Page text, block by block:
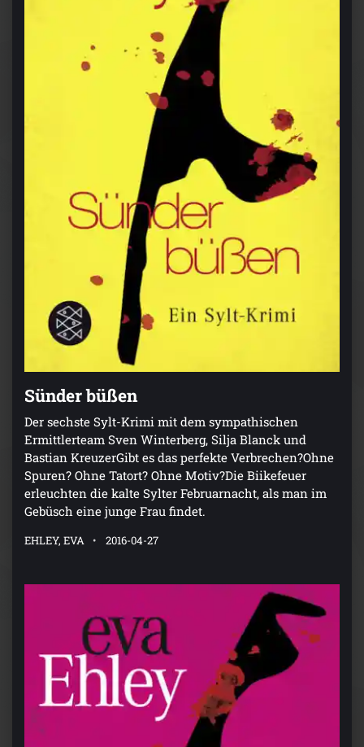
Sünder büßen
Der sechste Sylt-Krimi mit dem sympathischen
Ermittlerteam Sven Winterberg, Silja Blanck und
Bastian KreuzerGibt es das perfekte Verbrechen?Ohne
Spuren? Ohne Tatort? Ohne Motiv?Die Biikefeuer
erleuchten die kalte Sylter Februarnacht, als man im
Gebüsch eine junge Frau findet.
EHLEY, EVA 2016-04-27